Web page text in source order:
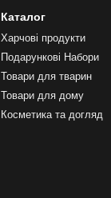
Каталог
Харчові продукти
Подарункові Набори
Товари для тварин
Товари для дому
Косметика та догляд